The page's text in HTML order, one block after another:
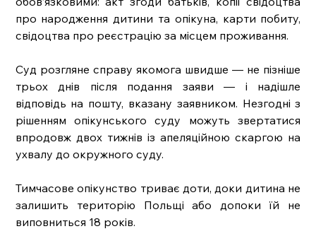
про народження дитини та опікуна, карти побиту,
свідоцтва про реєстрацію за місцем проживання.
Суд розгляне справу якомога швидше — не пізніше
трьох днів після подання заяви — і надішле
відповідь на пошту, вказану заявником. Незгодні з
рішенням опікунського суду можуть звертатися
впродовж двох тижнів із апеляційною скаргою на
ухвалу до окружного суду.
Тимчасове опікунство триває доти, доки дитина не
залишить територію Польщі або допоки їй не
виповниться 18 років.